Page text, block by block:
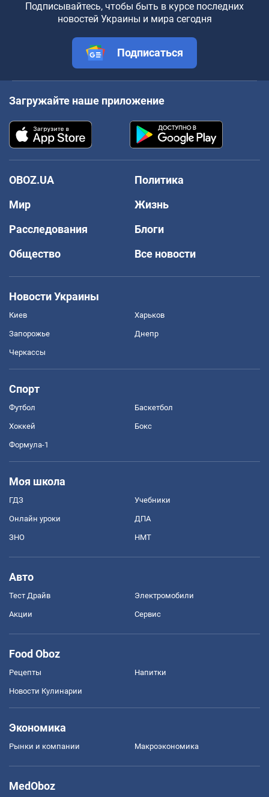
Подписывайтесь, чтобы быть в курсе последних
новостей Украины и мира сегодня
Подписаться
Загружайте наше приложение
OBOZ.UA
Политика
Мир
Жизнь
Расследования
Блоги
Общество
Все новости
Новости Украины
Киев Харьков
Запорожье Днепр
Черкассы
Спорт
Футбол Баскетбол
Хоккей Бокс
Формула-1
Моя школа
ГДЗ Учебники
Онлайн уроки ДПА
ЗНО НМТ
Авто
Тест Драйв Электромобили
Акции Сервис
Food Oboz
Рецепты Напитки
Новости Кулинарии
Экономика
Рынки и компании Mакроэкономика
MedOboz